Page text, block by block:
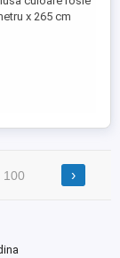
x 265 cm
100 ›